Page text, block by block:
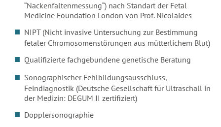
“Nackenfaltenmessung“) nach Standart der Fetal
Medicine Foundation London von Prof. Nicolaides
NIPT (Nicht invasive Untersuchung zur Bestimmung
fetaler Chromosomenstörungen aus mütterlichem Blut)
Qualifizierte fachgebundene genetische Beratung
Sonographischer Fehlbildungsausschluss,
Feindiagnostik (Deutsche Gesellschaft für Ultraschall in
der Medizin: DEGUM II zertifiziert)
Dopplersonographie